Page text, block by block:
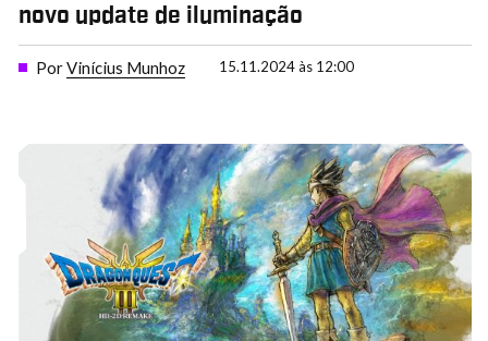
novo update de iluminação
PorVinícius Munhoz 15.11.2024 às 12:00